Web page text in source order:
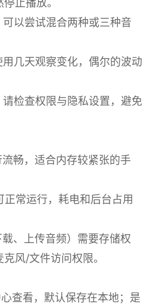
止播放。
以尝试混合两种或三种音
几天观察变化，偶尔的波动
检查权限与隐私设置，避免
畅，适合内存较紧张的手
常运行，耗电和后台占用
、上传音频）需要存储权
风/文件访问权限。
查看，默认保存在本地；是